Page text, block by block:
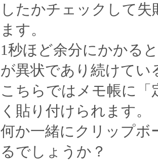
したかチェックして
ます。
1秒ほど余分にかかる
が異状であり続けてい
こちらではメモ帳に「
く貼り付けられます。
何か一緒にクリップボ
るでしょうか？